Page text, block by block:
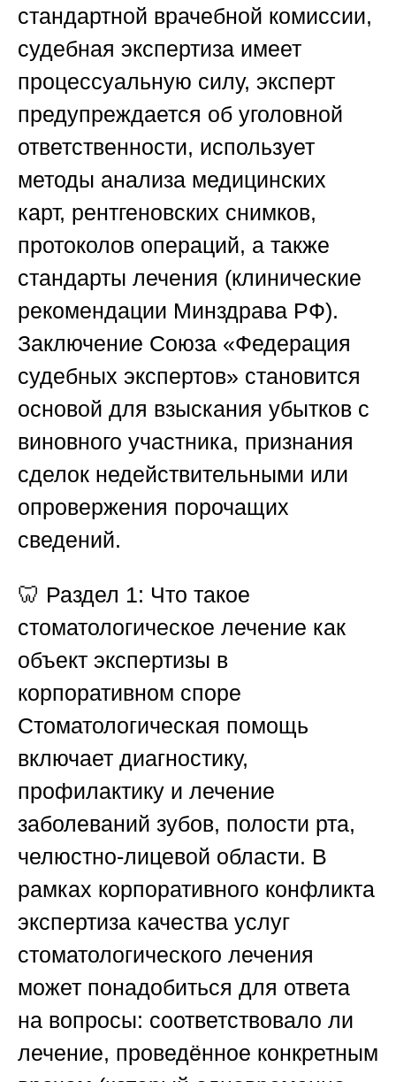
стандартной врачебной комиссии,
судебная экспертиза имеет
процессуальную силу, эксперт
предупреждается об уголовной
ответственности, использует
методы анализа медицинских
карт, рентгеновских снимков,
протоколов операций, а также
стандарты лечения (клинические
рекомендации Минздрава РФ).
Заключение Союза «Федерация
судебных экспертов» становится
основой для взыскания убытков с
виновного участника, признания
сделок недействительными или
опровержения порочащих
сведений.
🦷 Раздел 1: Что такое
стоматологическое лечение как
объект экспертизы в
корпоративном споре
Стоматологическая помощь
включает диагностику,
профилактику и лечение
заболеваний зубов, полости рта,
челюстно-лицевой области. В
рамках корпоративного конфликта
экспертиза качества услуг
стоматологического лечения
может понадобиться для ответа
на вопросы: соответствовало ли
лечение, проведённое конкретным